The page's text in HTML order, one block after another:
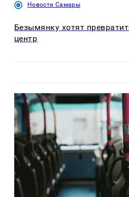
Новости Самары
Безымянку хотят
центр